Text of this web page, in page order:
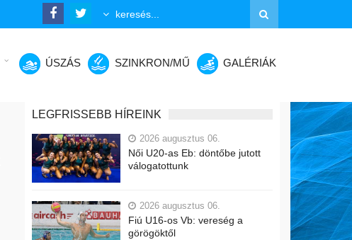
ÚSZÁS SZINKRON/MŰ GALÉRIÁK
LEGFRISSEBB HÍREINK
2026 augusztus 06.
Női U20-as Eb: döntőbe jutott
válogatottunk
2026 augusztus 06.
Fiú U16-os Vb: vereség a
görögöktől